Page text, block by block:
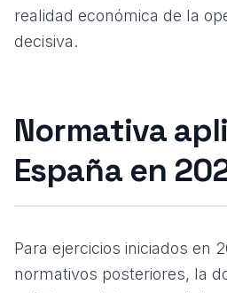
realidad económica de la
decisiva.
Normativa
España en
Para ejercicios iniciados en
normativos posteriores, la